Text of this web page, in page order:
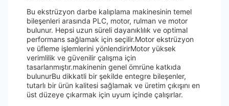
Bu ekstrüzyon darbe kalıplama makinesinin temel
bileşenleri arasında PLC, motor, rulman ve motor
bulunur. Hepsi uzun süreli dayanıklılık ve optimal
performans sağlamak için seçilir.Motor ekstrüzyon
ve üfleme işlemlerini yönlendirirMotor yüksek
verimlilik ve güvenilir çalışma için
tasarlanmıştır.makinenin genel ömrüne katkıda
bulunurBu dikkatli bir şekilde entegre bileşenler,
tutarlı bir ürün kalitesi sağlamak ve üretim çıkışını en
üst düzeye çıkarmak için uyum içinde çalışırlar.